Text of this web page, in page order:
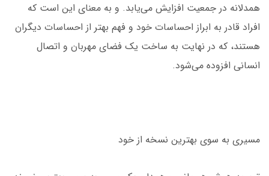
همدلانه در جمعیت افزایش می‌یابد. و به معنای این است که
افراد قادر به ابراز احساسات خود و فهم بهتر از احساسات دیگران
هستند، که در نهایت به ساخت یک فضای مهربان و اتصال
انسانی افزوده می‌شود.
مسیری به سوی بهترین نسخه از خود